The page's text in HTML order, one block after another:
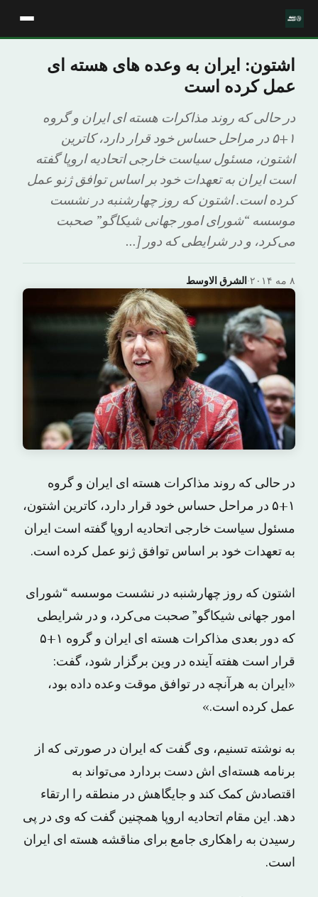
اشتون: ایران به وعده های هسته ای
عمل کرده است
در حالی که روند مذاکرات هسته ای ایران و گروه
۱+۵ در مراحل حساس خود قرار دارد، کاترین
اشتون، مسئول سیاست خارجی اتحادیه اروپا گفته
است ایران به تعهدات خود بر اساس توافق ژنو عمل
کرده است. اشتون که روز چهارشنبه در نشست
موسسه “شورای امور جهانی شیکاگو” صحبت
می‌کرد، و در شرایطی که دور […
الشرق الاوسط· ۸ مه ۲۰۱۴
در حالی که روند مذاکرات هسته ای ایران و گروه
۱+۵ در مراحل حساس خود قرار دارد، کاترین اشتون،
مسئول سیاست خارجی اتحادیه اروپا گفته است ایران
به تعهدات خود بر اساس توافق ژنو عمل کرده است.
اشتون که روز چهارشنبه در نشست موسسه “شورای
امور جهانی شیکاگو” صحبت می‌کرد، و در شرایطی
که دور بعدی مذاکرات هسته ای ایران و گروه ۱+۵
قرار است هفته آینده در وین برگزار شود، گفت:
«ایران به هرآنچه در توافق موقت وعده داده بود،
عمل کرده است.»
به نوشته تسنیم، وی گفت که ایران در صورتی که از
برنامه هسته‌ای اش دست بردارد می‌تواند به
اقتصادش کمک کند و جایگاهش در منطقه را ارتقاء
دهد. این مقام اتحادیه اروپا همچنین گفت که وی در پی
رسیدن به راهکاری جامع برای مناقشه هسته ای ایران
است.